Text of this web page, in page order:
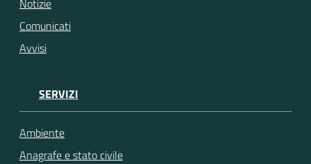
Notizie
Comunicati
Avvisi
SERVIZI
Ambiente
Anagrafe e stato civile